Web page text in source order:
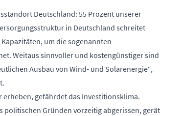
Deutschland: 55 Prozent unserer
in Deutschland schreitet
um die sogenannten
Weitaus sinnvoller und kostengünstiger sind
Ausbau von Wind- und Solarenergie“,
erheben, gefährdet das Investitionsklima.
politischen Gründen vorzeitig abgerissen, gerät